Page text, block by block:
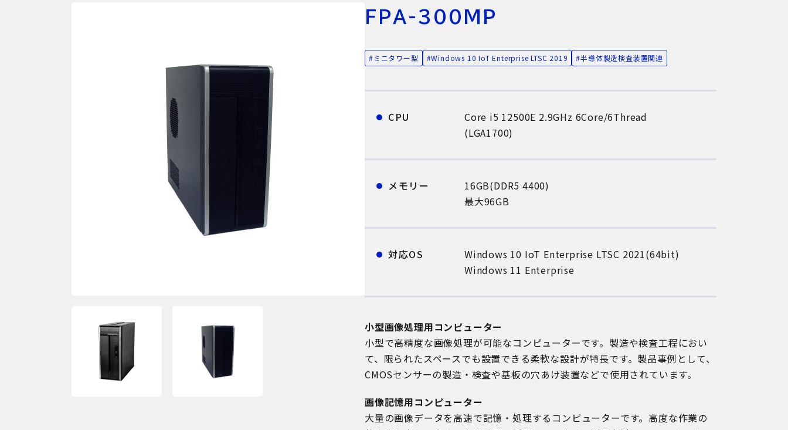
FPA-300MP
ミニタワー型 Windows 10 IoT Enterprise LTSC 2019 半導体製造検査装置関連
CPU
Core i5 12500E 2.9GHz 6Core/6Thread
(LGA1700)
メモリー
16GB(DDR5 4400)
最大96GB
対応OS
Windows 10 IoT Enterprise LTSC 2021(64bit)
Windows 11 Enterprise
小型画像処理用コンピューター
小型で高精度な画像処理が可能なコンピューターです。製造や検査工程におい
て、限られたスペースでも設置できる柔軟な設計が特長です。製品事例として、
CMOSセンサーの製造・検査や基板の穴あけ装置などで使用されています。
画像記憶用コンピューター
大量の画像データを高速で記憶・処理するコンピューターです。高度な作業の